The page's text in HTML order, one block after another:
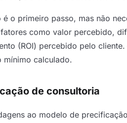
o primeiro passo, mas não
como valor percebido,
(ROI) percebido pelo
mínimo calculado.
de consultoria
ao modelo de